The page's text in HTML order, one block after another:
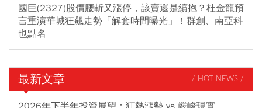
國巨(2327)股價腰斬又漲停，該賣還是續抱？杜金龍預
言重演華城狂飆走勢「解套時間曝光」！群創、南亞科
也點名
最新文章 / HOT NEWS /